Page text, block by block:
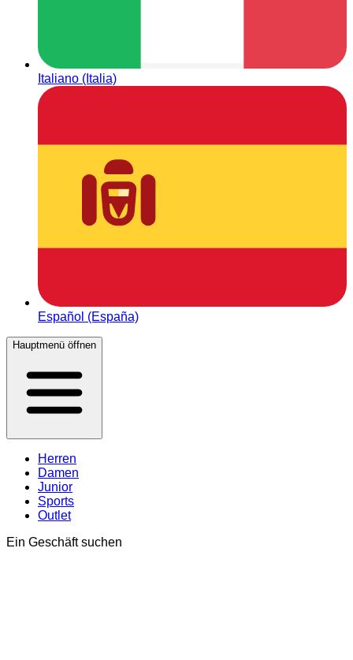
Italiano (Italia)
Español (España)
Hauptmenü öffnen
Herren
Damen
Junior
Sports
Outlet
Ein Geschäft suchen